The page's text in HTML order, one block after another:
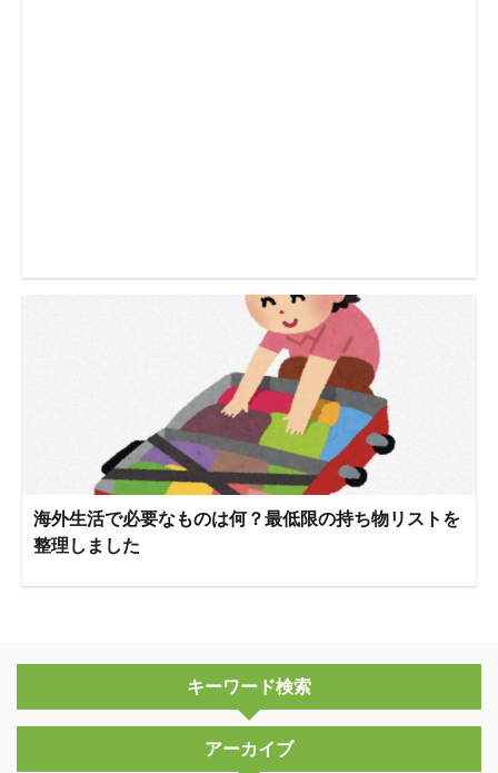
海外生活で必要なものは何？最低限の持ち物リストを
整理しました
キーワード検索
アーカイブ